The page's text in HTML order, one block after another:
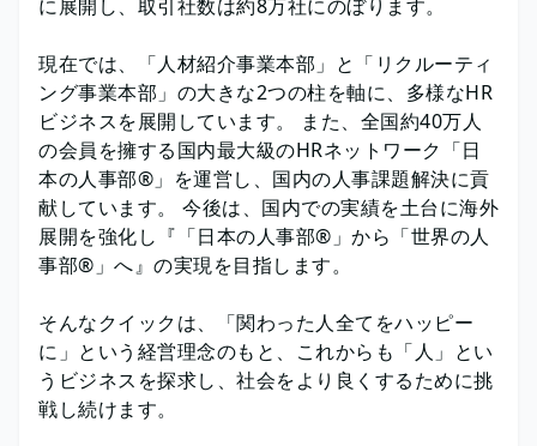
に展開し、取引社数は約8万社にのぼります。
現在では、「人材紹介事業本部」と「リクルーティ
ング事業本部」の大きな2つの柱を軸に、多様なHR
ビジネスを展開しています。 また、全国約40万人
の会員を擁する国内最大級のHRネットワーク「日
本の人事部®」を運営し、国内の人事課題解決に貢
献しています。 今後は、国内での実績を土台に海外
展開を強化し『「日本の人事部®」から「世界の人
事部®」へ』の実現を目指します。
そんなクイックは、「関わった人全てをハッピー
に」という経営理念のもと、これからも「人」とい
うビジネスを探求し、社会をより良くするために挑
戦し続けます。